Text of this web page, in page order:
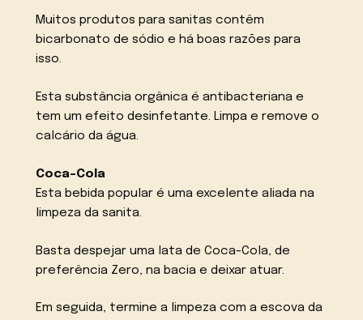
Muitos produtos para sanitas contêm
bicarbonato de sódio e há boas razões para
isso.
Esta substância orgânica é antibacteriana e
tem um efeito desinfetante. Limpa e remove o
calcário da água.
Coca-Cola
Esta bebida popular é uma excelente aliada na
limpeza da sanita.
Basta despejar uma lata de Coca-Cola, de
preferência Zero, na bacia e deixar atuar.
Em seguida, termine a limpeza com a escova da